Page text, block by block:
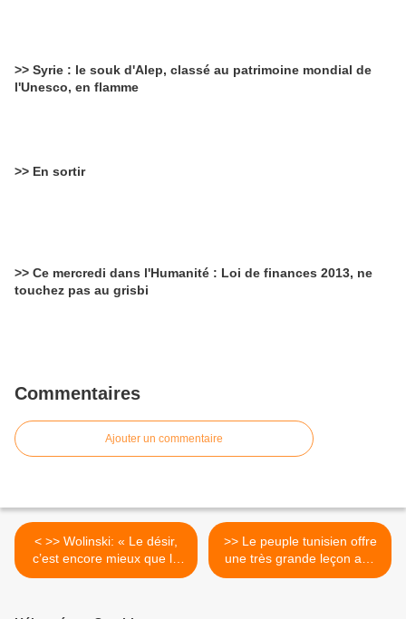
>> Syrie : le souk d'Alep, classé au patrimoine mondial de
l'Unesco, en flamme
>> En sortir
>> Ce mercredi dans l'Humanité : Loi de finances 2013, ne
touchez pas au grisbi
Commentaires
Ajouter un commentaire
< >> Wolinski: « Le désir,
c’est encore mieux que le
plaisir ! »
>> Le peuple tunisien offre
une très grande leçon aux
citoyens d’Europe >